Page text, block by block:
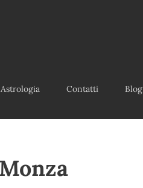
Astrologia Contatti Blog